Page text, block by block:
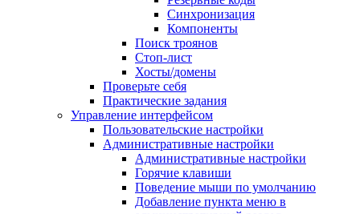
Синхронизация
Компоненты
Поиск троянов
Стоп-лист
Хосты/домены
Проверьте себя
Практические задания
Управление интерфейсом
Пользовательские настройки
Административные настройки
Административные настройки
Горячие клавиши
Поведение мыши по умолчанию
Добавление пункта меню в